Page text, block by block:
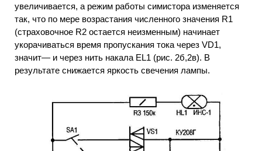
увеличивается, а режим работы симистора изменяется
так, что по мере возрастания численного значения R1
(страховочное R2 остается неизменным) начинает
укорачиваться время пропускания тока через VD1,
значит— и через нить накала ЕL1 (рис. 2б,2в). В
результате снижается яркость свечения лампы.